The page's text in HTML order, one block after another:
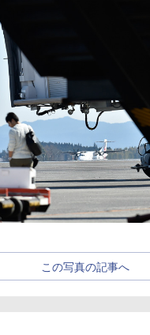
この写真の記事へ